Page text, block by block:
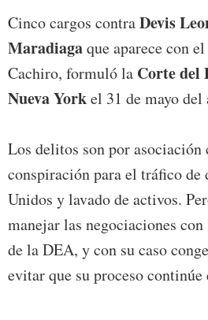
Cinco cargos contraDevis
Maradiagaque aparece con
Cachiro, formuló la Corte del
Nueva Yorkel 31 de mayo del
Los delitos son por
conspiración para el tráfico de
Unidos y lavado de activos.
manejar las negociaciones
de la DEA, y con su caso
evitar que su proceso continúe